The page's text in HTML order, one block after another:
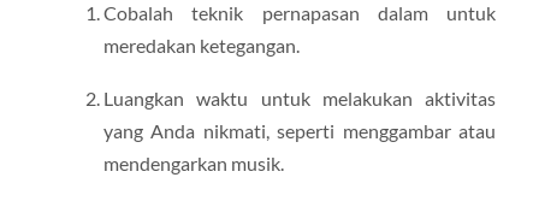
Cobalah teknik pernapasan dalam untuk
meredakan ketegangan.
Luangkan waktu untuk melakukan aktivitas
yang Anda nikmati, seperti menggambar atau
mendengarkan musik.